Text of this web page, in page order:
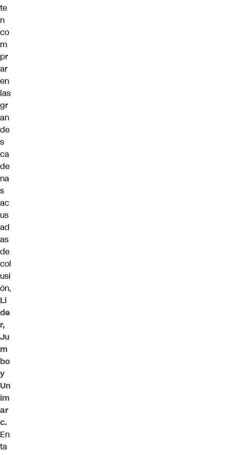
te
n
co
m
pr
ar
en
las
gr
an
de
s
ca
de
na
s
ac
us
ad
as
de
col
usi
ón,
Li
de
r,
Ju
m
bo
y
Un
im
ar
c.
En
ta